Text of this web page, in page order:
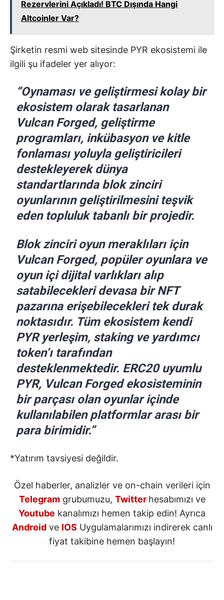
Rezervlerini Açıkladı! BTC Dışında Hangi
Altcoinler Var?
Şirketin resmi web sitesinde PYR ekosistemi ile
ilgili şu ifadeler yer alıyor:
“Oynaması ve geliştirmesi kolay bir
ekosistem olarak tasarlanan
Vulcan Forged, geliştirme
programları, inkübasyon ve kitle
fonlaması yoluyla geliştiricileri
destekleyerek dünya
standartlarında blok zinciri
oyunlarının geliştirilmesini teşvik
eden topluluk tabanlı bir projedir.
Blok zinciri oyun meraklıları için
Vulcan Forged, popüler oyunlara ve
oyun içi dijital varlıkları alıp
satabilecekleri devasa bir NFT
pazarına erişebilecekleri tek durak
noktasıdır. Tüm ekosistem kendi
PYR yerleşim, staking ve yardımcı
token’ı tarafından
desteklenmektedir. ERC20 uyumlu
PYR, Vulcan Forged ekosisteminin
bir parçası olan oyunlar içinde
kullanılabilen platformlar arası bir
para birimidir.”
*Yatırım tavsiyesi değildir.
Özel haberler, analizler ve on-chain verileri için
Telegramgrubumuzu, Twitter hesabımızı ve
Youtube kanalımızı hemen takip edin! Ayrıca
Androidve IOS Uygulamalarımızı indirerek canlı
fiyat takibine hemen başlayın!